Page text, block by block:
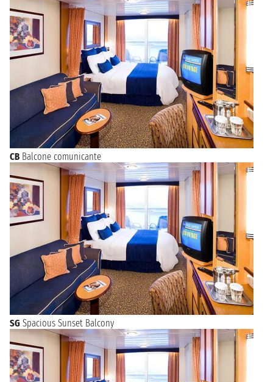
CB Balcone comunicante
SG Spacious Sunset Balcony